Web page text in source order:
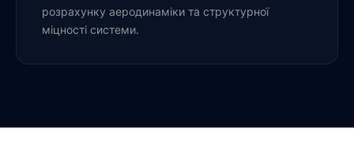
розрахунку аеродинаміки та структурної
міцності системи.